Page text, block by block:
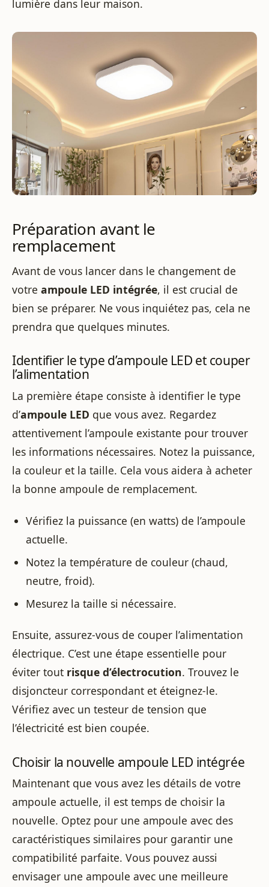
lumière dans leur maison.
Préparation avant le
remplacement
Avant de vous lancer dans le changement de
votre ampoule LED intégrée, il est crucial de
bien se préparer. Ne vous inquiétez pas, cela ne
prendra que quelques minutes.
Identifier le type d’ampoule LED et couper
l’alimentation
La première étape consiste à identifier le type
d’ampoule LED que vous avez. Regardez
attentivement l’ampoule existante pour trouver
les informations nécessaires. Notez la puissance,
la couleur et la taille. Cela vous aidera à acheter
la bonne ampoule de remplacement.
Vérifiez la puissance (en watts) de l’ampoule
actuelle.
Notez la température de couleur (chaud,
neutre, froid).
Mesurez la taille si nécessaire.
Ensuite, assurez-vous de couper l’alimentation
électrique. C’est une étape essentielle pour
éviter tout risque d’électrocution. Trouvez le
disjoncteur correspondant et éteignez-le.
Vérifiez avec un testeur de tension que
l’électricité est bien coupée.
Choisir la nouvelle ampoule LED intégrée
Maintenant que vous avez les détails de votre
ampoule actuelle, il est temps de choisir la
nouvelle. Optez pour une ampoule avec des
caractéristiques similaires pour garantir une
compatibilité parfaite. Vous pouvez aussi
envisager une ampoule avec une meilleure